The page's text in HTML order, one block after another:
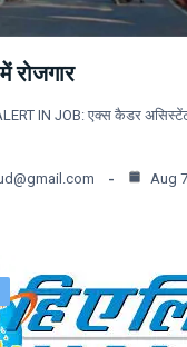
रोजगार
IN JOB: एक्स कैडर
Aug